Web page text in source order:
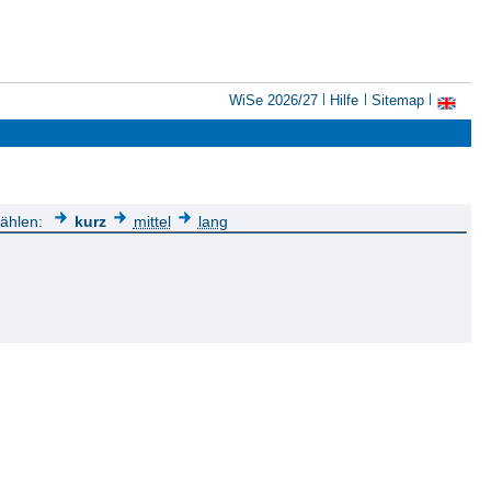
WiSe 2026/27 Hilfe Sitemap
kurz mittel lang